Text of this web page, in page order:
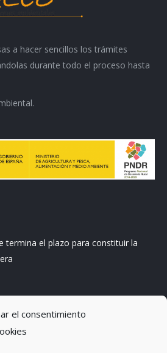
el consentimiento
a hacer sencillos los trámites
durante todo el proceso hasta
termina el plazo para constituir la